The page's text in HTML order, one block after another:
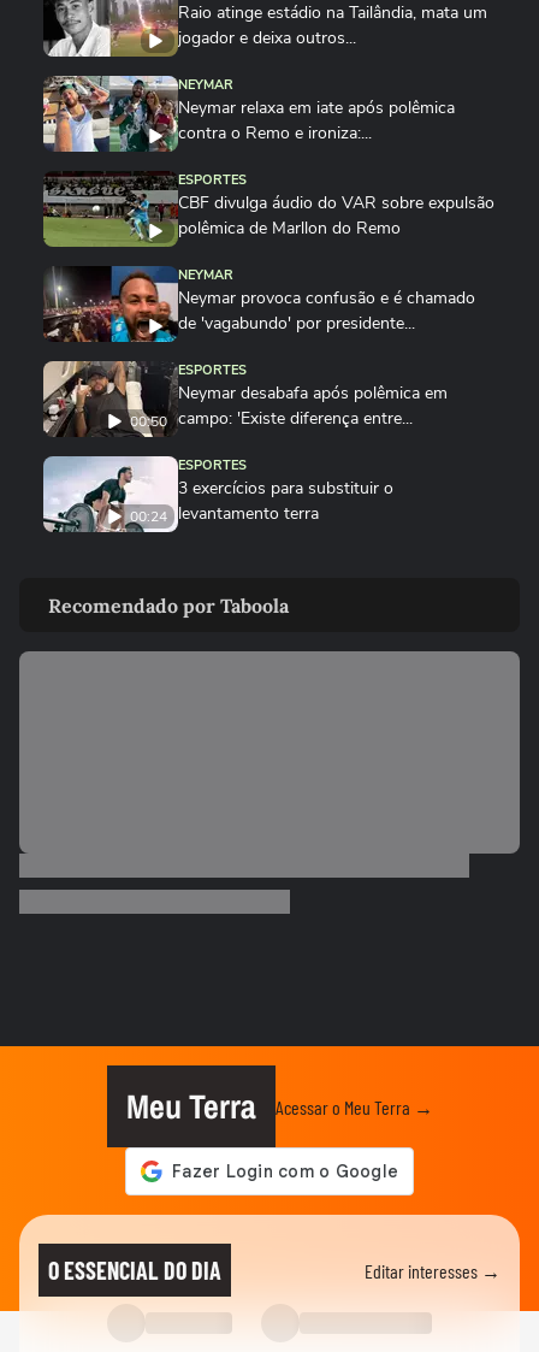
Raio atinge estádio na Tailândia, mata um
jogador e deixa outros...
NEYMAR
Neymar relaxa em iate após polêmica
contra o Remo e ironiza:...
ESPORTES
CBF divulga áudio do VAR sobre expulsão
polêmica de Marllon do Remo
NEYMAR
Neymar provoca confusão e é chamado
de 'vagabundo' por presidente...
00:50
ESPORTES
Neymar desabafa após polêmica em
campo: 'Existe diferença entre...
00:24
ESPORTES
3 exercícios para substituir o
levantamento terra
coxinha de frango?
ESPORTES
do São Paulo, atropela...
Neymar pai diz que ficará 'muito triste'
quando jogador se...
Davi Lucca diz que gostaria de ver
Neymar jogar mais uma Copa do...
Jogador do PSG é flagrado dirigindo carro
Recomendado por Taboola
Meu Terra Acessar o Meu Terra →
O ESSENCIAL DO DIA Editar interesses →